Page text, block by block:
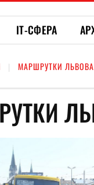
ІТ-СФЕРА
МАРШРУТКИ ЛЬВОВА